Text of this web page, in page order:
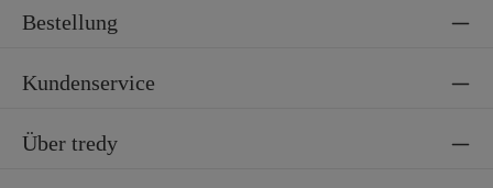
Bestellung
Kundenservice
Über tredy